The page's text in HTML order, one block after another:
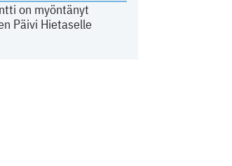
on myöntänyt
Päivi Hietaselle